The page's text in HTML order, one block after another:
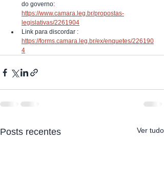
do governo:
https://www.camara.leg.br/propostas-
legislativas/2261904
Link para discordar :
https://forms.camara.leg.br/ex/enquetes/226190
4
Posts recentes Ver tudo